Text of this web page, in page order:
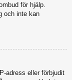
för hjälp.
och inte kan
adress eller förbjudit